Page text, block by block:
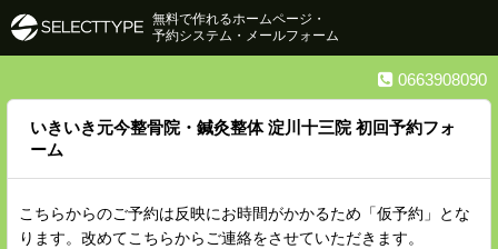
0663908090
いきいき元今整骨院・鍼灸整体 淀川十三院 初回予約フォ
ーム
こちらからのご予約は反映にお時間がかかるため「仮予約」とな
ります。改めてこちらからご連絡をさせていただきます。
無料で作れるホームページ・
予約システム・メールフォーム